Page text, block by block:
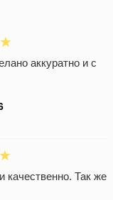
аккуратно и с
качественно. Так же